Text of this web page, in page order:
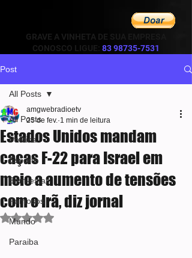
GRAVE A VINHETA DE SUA EMPRESA
CONOSCO LIGUE:
83 98735-7531
Post
All Posts
Política
Esporte
Bem-estar
Famosos
Mundo
Paraiba
All Posts
Estados Unidos mandam
caças F-22 para Israel em
meio a aumento de tensões
com o Irã, diz jornal
amgwebradioetv
25 de fev. 1 min de leitura
Avaliado com NaN de 5 estrelas.